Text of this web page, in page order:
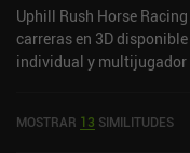
Uphill Rush Horse
carreras en 3D
individual y multijugador
Google Play y de 4,8
MOSTRAR 13 SIMILITUDES